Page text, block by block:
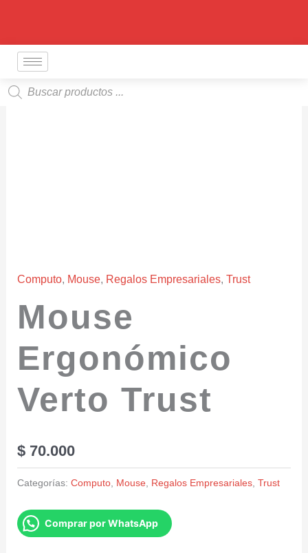
contenido
Búsqueda
de
Computo, Mouse, Regalos Empresariales, Trust
Mouse
Ergonómico
Verto Trust
$70.000
Categorías: Computo, Mouse, Regalos Empresariales, Trust
Comprar por WhatsApp